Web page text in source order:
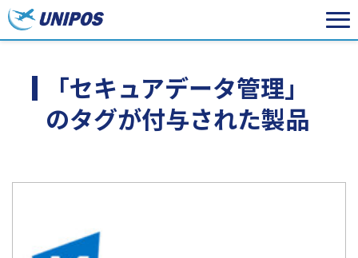
「セキュアデータ管理」
のタグが付与された製品